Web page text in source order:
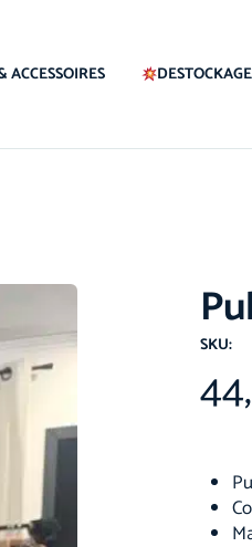
ACCESSOIRES DESTOCKAGE
SKU: